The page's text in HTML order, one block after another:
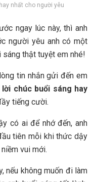
nhất cho người yêu
ngay lúc này, thì anh
người yêu anh có một
thật tuyệt em nhé!
tin nhắn gửi đến em
lời chúc buổi sáng hay
tiếng cười.
có ai để nhớ đến, anh
tiên mỗi khi thức dậy
vui mới.
nếu không muốn đi làm